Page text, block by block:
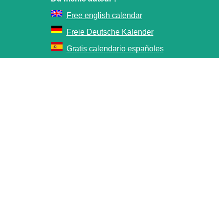
Free english calendar
Freie Deutsche Kalender
Gratis calendario españoles